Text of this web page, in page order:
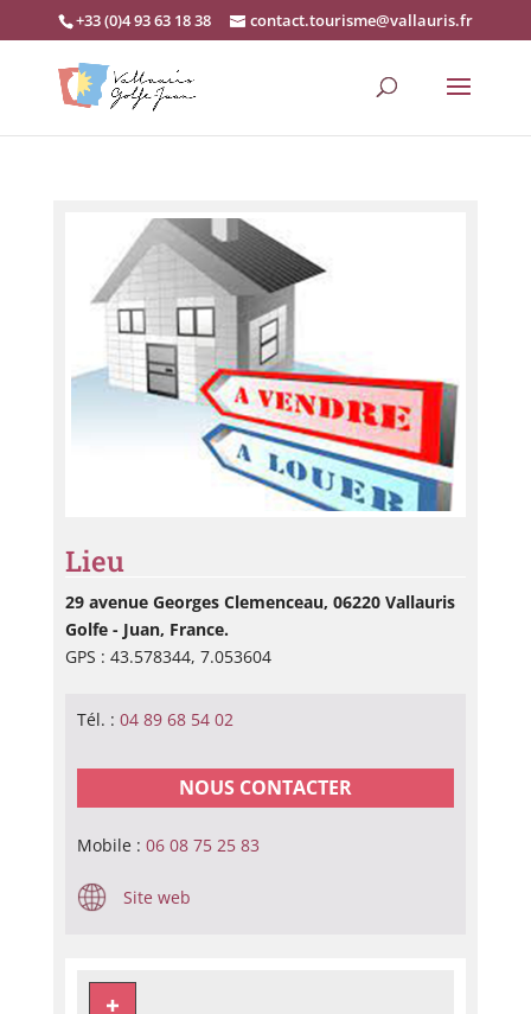
+33 (0)4 93 63 18 38 contact.tourisme@vallauris.fr
Lieu
29 avenue Georges Clemenceau, 06220 Vallauris
Golfe - Juan, France.
GPS : 43.578344, 7.053604
Tél. : 04 89 68 54 02
NOUS CONTACTER
Mobile : 06 08 75 25 83
Site web